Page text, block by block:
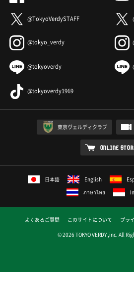
@TokyoVerdySTAFF
@tokyo_verdy
@tokyoverdy
@tokyoverdy1969
東京ヴェルディクラブ
ONLINE
日本語 English
ภาษาไทย
よくあるご質問 このサイトについて プラ
© 2026 TOKYO VERDY ,inc. All